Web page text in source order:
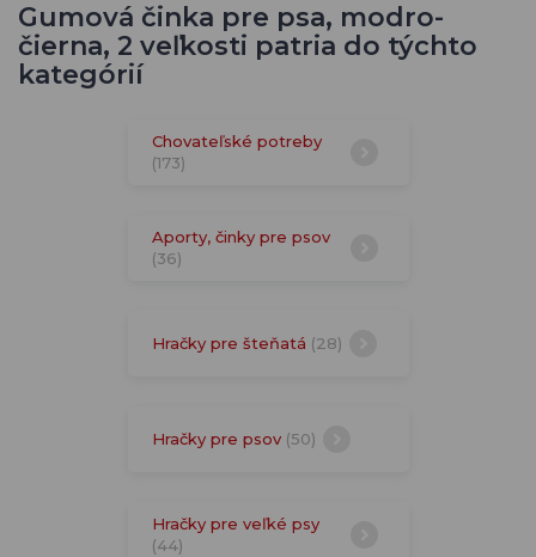
Gumová činka pre psa, modro-
čierna, 2 veľkosti patria do týchto
kategórií
Chovateľské potreby
(173)
Aporty, činky pre psov
(36)
Hračky pre šteňatá (28)
Hračky pre psov (50)
Hračky pre veľké psy
(44)